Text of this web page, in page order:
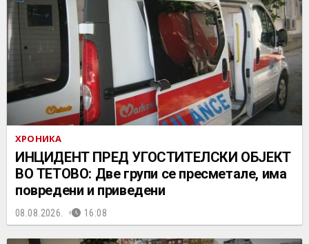
ХРОНИКА
ИНЦИДЕНТ ПРЕД УГОСТИТЕЛСКИ ОБЈЕКТ
ВО ТЕТОВО: Две групи се пресметале, има
повредени и приведени
08.08.2026. 16:08